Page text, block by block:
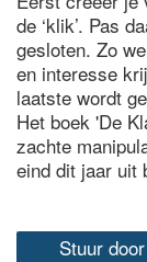
de ‘klik’. Pas
gesloten. Zo
en interesse
laatste wordt
Het boek 'De
zachte
eind dit jaar uit
Stuur door